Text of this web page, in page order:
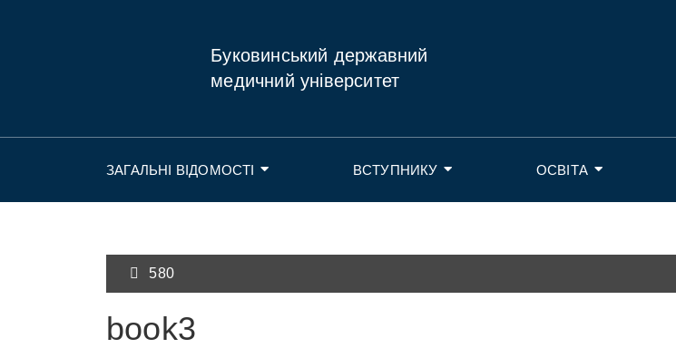
Буковинський державний
медичний університет
ЗАГАЛЬНІ ВІДОМОСТІ ВСТУПНИКУ ОСВІТА
580
book3